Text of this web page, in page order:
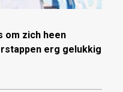
om zich heen
erg gelukkig